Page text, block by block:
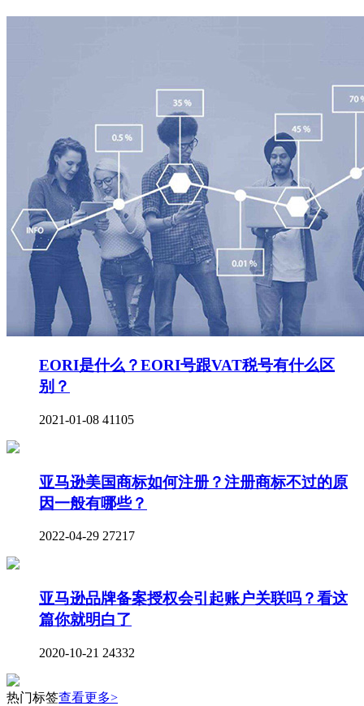
EORI是什么？EORI号跟VAT税号有什么区
别？
2021-01-08 41105
亚马逊美国商标如何注册？注册商标不过的原
因一般有哪些？
2022-04-29 27217
亚马逊品牌备案授权会引起账户关联吗？看这
篇你就明白了
2020-10-21 24332
热门标签查看更多>